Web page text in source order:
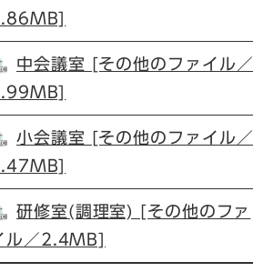
中会議室 [その他のファイル／
小会議室 [その他のファイル／
研修室(調理室) [その他のファ
ル／2.4MB]